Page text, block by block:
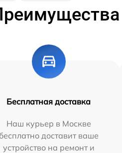
Бесплатная доставка
Наш курьер в Москве
бесплатно доставит ваше
устройство на ремонт и